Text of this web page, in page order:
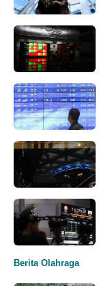
Berita Olahraga